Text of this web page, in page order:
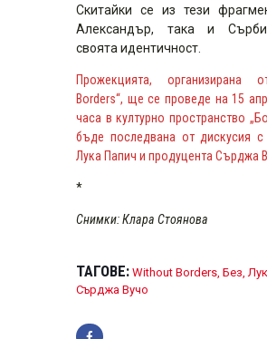
Скитайки се из тези
Александър, така и
своята идентичност.
Прожекцията, организирана
Borders“, ще се проведе на 15
часа в културно пространство
бъде последвана от дискусия
Лука Папич и продуцента Сърджа
*
Снимки: Клара Стоянова
ТАГОВЕ: Without Borders Без
Сърджа Вучо